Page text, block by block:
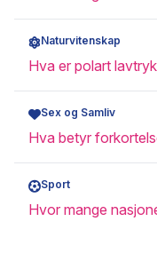
Naturvitenskap
Hva er polart
Sex og Samliv
Hva betyr
Sport
Hvor mange